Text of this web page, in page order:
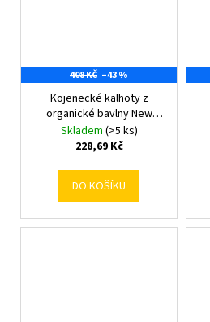
408 KČ –43 %
Kojenecké kalhoty z
organické bavlny New
Baby Olivy 62 (3-6m)
Skladem (>5 ks)
228,69 Kč
DO KOŠÍKU